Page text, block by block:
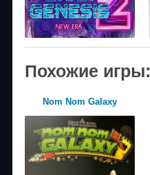
Похожие игры:
Nom Nom Galaxy